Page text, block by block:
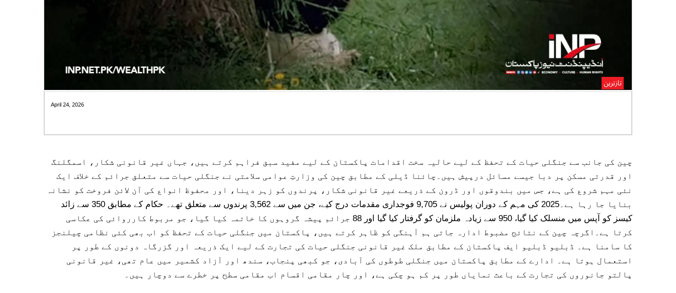
تازترین
April 24, 2026
چین کی جانب سے جنگلی حیات کے تحفظ کے لیے حالیہ سخت اقدامات پاکستان کے لیے مفید سبق فراہم کرتے ہیں، جہاں غیر قانونی شکار، اسمگلنگ
اور قدرتی مسکن پر دبا جیسے مسائل درپیش ہیں۔چائنا ڈیلی کے مطابق چین کی وزارتِ عوامی سلامتی نے جنگلی حیات سے متعلق جرائم کے خلاف ایک
نئی مہم شروع کی ہے، جس میں بندوقوں اور ڈرون کے ذریعے غیر قانونی شکار، پرندوں کو زہر دینا، اور محفوظ انواع کی آن لائن فروخت کو نشانہ
بنایا جا رہا ہے۔2025 کی مہم کے دوران پولیس نے 9,705 فوجداری مقدمات درج کیے، جن میں سے 3,562 پرندوں سے متعلق تھے۔ حکام کے مطابق 350 سے زائد
کیسز کو آپس میں منسلک کیا گیا، 950 سے زیادہ ملزمان کو گرفتار کیا گیا اور 88 جرائم پیشہ گروہوں کا خاتمہ کیا گیا، جو مربوط کارروائی کی عکاسی
کرتا ہے۔اگرچہ چین کے نتائج مضبوط ادارہ جاتی ہم آہنگی کو ظاہر کرتے ہیں، پاکستان میں جنگلی حیات کے تحفظ کو اب بھی کئی نظامی چیلنجز
کا سامنا ہے۔ ڈبلیو ڈبلیو ایف پاکستان کے مطابق ملک غیر قانونی جنگلی حیات کی تجارت کے لیے ایک ذریعہ اور گزرگاہ دونوں کے طور پر
استعمال ہوتا ہے۔ ادارے کے مطابق پاکستان میں جنگلی طوطوں کی آبادی، جو کبھی پنجاب، سندھ اور آزاد کشمیر میں عام تھی، غیر قانونی
پالتو جانوروں کی تجارت کے باعث نمایاں طور پر کم ہو چکی ہے، اور چار مقامی اقسام اب مقامی سطح پر خطرے سے دوچار ہیں۔